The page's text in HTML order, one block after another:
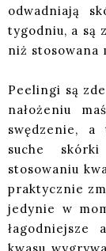
odwadniają
tygodniu, a są
niż stosowana
Peelingi są
nałożeniu
swędzenie, a
suche
stosowaniu
praktycznie
jedynie w